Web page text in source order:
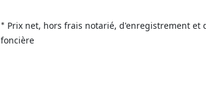
* Prix net, hors frais notarié, d'enregistrement et
foncière